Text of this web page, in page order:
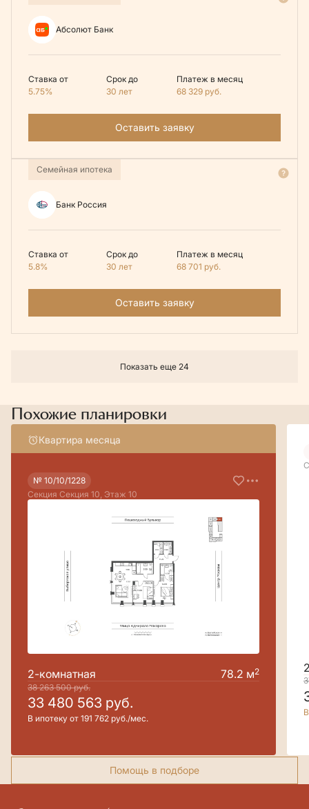
Абсолют Банк
Ставка от
5.75%
Срок до
30 лет
Платеж в месяц
68 329 руб.
Оставить заявку
Семейная ипотека
Банк Россия
Ставка от
5.8%
Срок до
30 лет
Платеж в месяц
68 701 руб.
Оставить заявку
Показать еще 24
Похожие планировки
Квартира месяца
№ 10/10/1228
Секция Секция 10, Этаж 10
2-комнатная 78.2 м2
38 263 500руб.
33 480 563 руб.
В ипотеку от 191 762 руб./мес.
Помощь в подборе